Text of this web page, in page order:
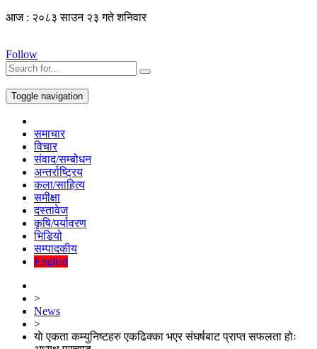
आज : २०८३ साउन २३ गते शनिवार
Follow
Toggle navigation
समाचार
विचार
संवाद/सम्बोधन
अन्तर्राष्ट्रिय
कला/साहित्य
समीक्षा
दस्तावेज
कृषि/पर्यावरण
भिडियो
सम्पादकीय
English
>
News
>
याे एकता कम्युनिष्टहरु एकढिक्का भएर संघर्षबाट प्राप्त सफलता होः